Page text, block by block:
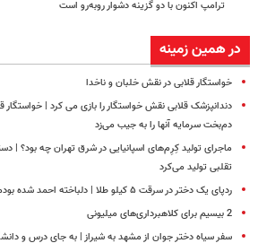
ترامپ اکنون با دو گزینه دشوار روبه‌رو است
در همین زمینه
خواستگار قلابی در نقش خلبان و ناخدا
دندانپزشک قلابی نقش خواستگار را بازی می کرد | خواستگار
دم‌بخت سرمایه‌ آنها را به جیب می‌زد
ماجرای تولید کِرِم‌های اسپانیایی در شرق تهران چه بود؟ |
تقلبی تولید می‌کرد
ردپای یک دختر در سرقت ۵ کیلو طلا | دلباخته احمد شده بودم اما فریبم داد!
2 بیسیم برای کلاهبرداری‌های میلیونی
سفر سیاه دختر جوان از مشهد به شیراز | به جای درس و